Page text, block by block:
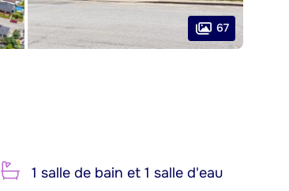
67
1 salle de bain et 1 salle d'eau